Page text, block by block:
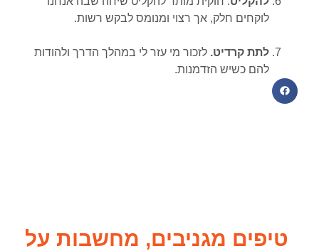
לוקחים חלק, אך רצוי ומנומס לבקש רשות.
לתת קרדיט. לזכור מי עזר לי במהלך הדרך ולהודות
להם כשיש הזדמנות.
טיפים מגניבים, מחשבות על